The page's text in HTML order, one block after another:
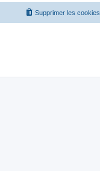
Supprimer les cookies